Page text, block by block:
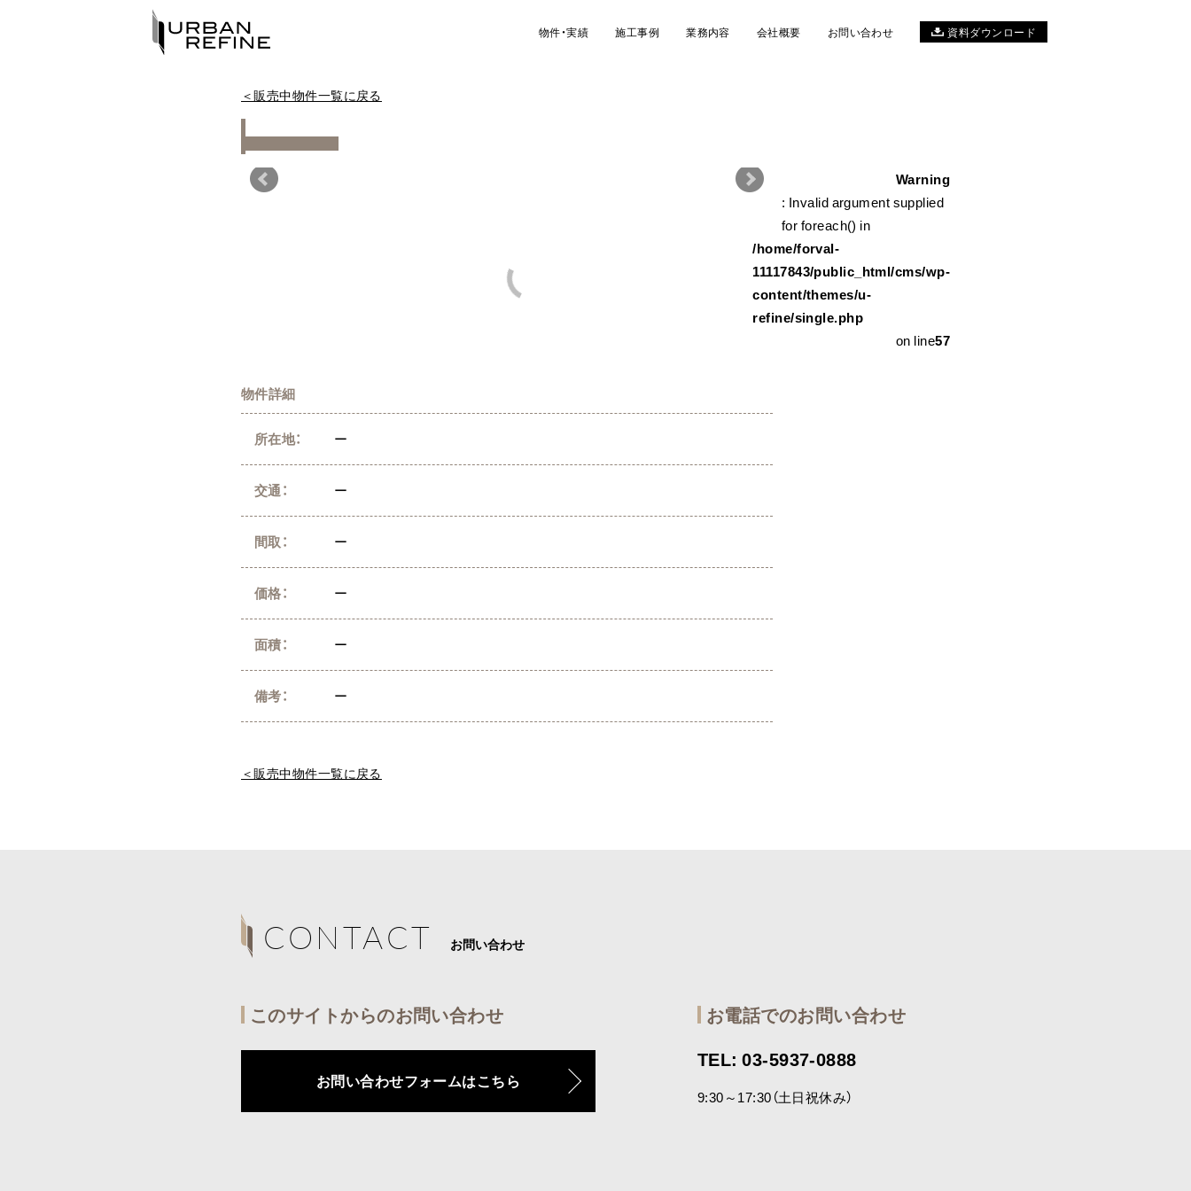
物件・実績 施工事例 業務内容 会社概要 お問い合わせ 資料ダウンロード
＜販売中物件一覧に戻る
/home/forval-11117843/public_html/cms/wp-content/themes/u-
Warning
: Invalid argument supplied
for foreach() in
/home/forval-
11117843/public_html/cms/wp-
content/themes/u-
refine/single.php
on line57
物件詳細
所在地： ー
交通： ー
間取： ー
価格： ー
面積： ー
備考： ー
＜販売中物件一覧に戻る
CONTACT お問い合わせ
このサイトからのお問い合わせ
お問い合わせフォームはこちら
お電話でのお問い合わせ
TEL: 03-5937-0888
9:30～17:30（土日祝休み）